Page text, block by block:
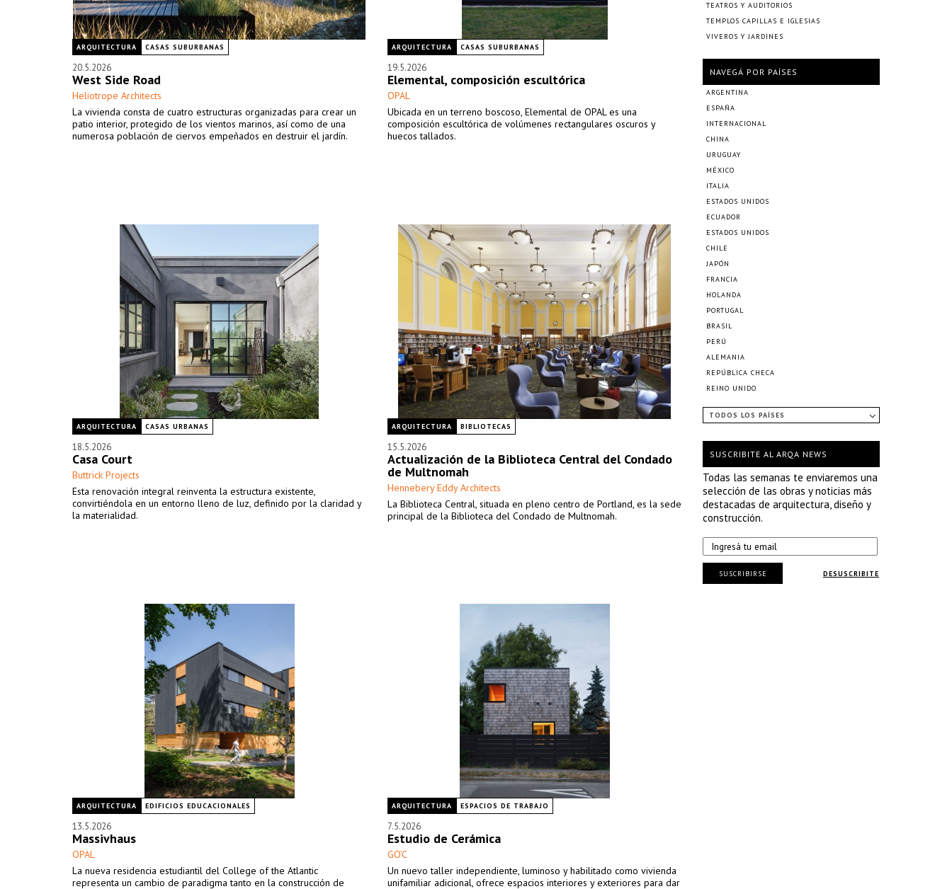
ARQUITECTURA CASAS SUBURBANAS
20.5.2026
West Side Road
Heliotrope Architects
La vivienda consta de cuatro estructuras organizadas para crear un
patio interior, protegido de los vientos marinos, así como de una
numerosa población de ciervos empeñados en destruir el jardín.
ARQUITECTURA CASAS SUBURBANAS
19.5.2026
Elemental, composición escultórica
OPAL
Ubicada en un terreno boscoso, Elemental de OPAL es una
composición escultórica de volúmenes rectangulares oscuros y
huecos tallados.
ARQUITECTURA CASAS URBANAS
18.5.2026
Casa Court
Buttrick Projects
Esta renovación integral reinventa la estructura existente,
convirtiéndola en un entorno lleno de luz, definido por la claridad y
la materialidad.
ARQUITECTURA BIBLIOTECAS
15.5.2026
Actualización de la Biblioteca Central del Condado
de Multnomah
Hennebery Eddy Architects
La Biblioteca Central, situada en pleno centro de Portland, es la sede
principal de la Biblioteca del Condado de Multnomah.
ARQUITECTURA EDIFICIOS EDUCACIONALES
13.5.2026
Massivhaus
OPAL
La nueva residencia estudiantil del College of the Atlantic
representa un cambio de paradigma tanto en la construcción de
ARQUITECTURA ESPACIOS DE TRABAJO
7.5.2026
Estudio de Cerámica
GO’C
Un nuevo taller independiente, luminoso y habilitado como vivienda
unifamiliar adicional, ofrece espacios interiores y exteriores para dar
TEATROS Y AUDITORIOS
TEMPLOS CAPILLAS E IGLESIAS
VIVEROS Y JARDINES
NAVEGÁ POR PAÍSES
ARGENTINA
ESPAÑA
INTERNACIONAL
CHINA
URUGUAY
MÉXICO
ITALIA
ESTADOS UNIDOS
ECUADOR
ESTADOS UNIDOS
CHILE
JAPÓN
FRANCIA
HOLANDA
PORTUGAL
BRASIL
PERÚ
ALEMANIA
REPÚBLICA CHECA
REINO UNIDO
TODOS LOS PAÍSES
SUSCRIBITE AL ARQA NEWS
Todas las semanas te enviaremos una
selección de las obras y noticias más
destacadas de arquitectura, diseño y
construcción.
DESUSCRIBITE
SUSCRIBIRSE